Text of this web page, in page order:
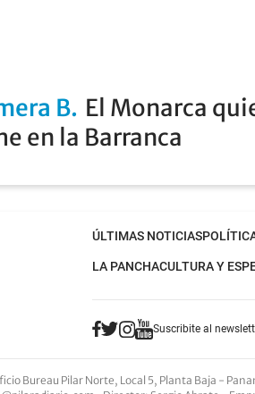
B El Monarca
en la Barranca
ÚLTIMAS NOTICIAS
LA PANCHACULTURA Y
Suscribite al
Bureau Pilar Norte, Local 5, Planta Baja -